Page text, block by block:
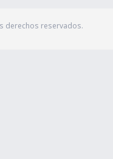
derechos reservados.